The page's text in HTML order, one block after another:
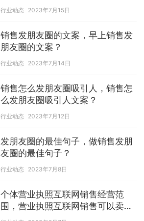
行业动态 2023年7月15日
销售发朋友圈的文案，早上销售发
朋友圈的文案？
行业动态 2023年7月14日
销售怎么发朋友圈吸引人，销售怎
么发朋友圈吸引人文案？
行业动态 2023年7月12日
发朋友圈的最佳句子，做销售发朋
友圈的最佳句子？
行业动态 2023年7月8日
个体营业执照互联网销售经营范
围，营业执照互联网销售可以卖什
么产品？